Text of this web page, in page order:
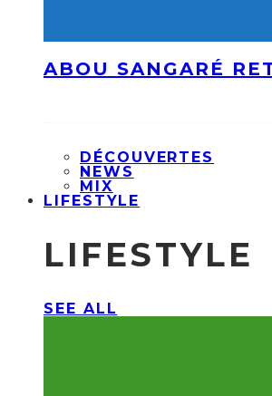
ABOU SANGARÉ
DÉCOUVERTES
NEWS
MIX
LIFESTYLE
LIFESTYLE
SEE ALL